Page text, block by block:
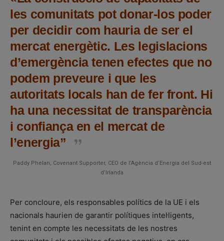
les comunitats pot donar-los poder
per decidir com hauria de ser el
mercat energètic. Les legislacions
d’emergència tenen efectes que no
podem preveure i que les
autoritats locals han de fer front. Hi
ha una necessitat de transparència
i confiança en el mercat de
l’energia”
Paddy Phelan, Covenant Supporter, CEO de l’Agència d’Energia del Sud-est
d’Irlanda
Per concloure, els responsables polítics de la UE i els
nacionals haurien de garantir polítiques intel·ligents,
tenint en compte les necessitats de les nostres